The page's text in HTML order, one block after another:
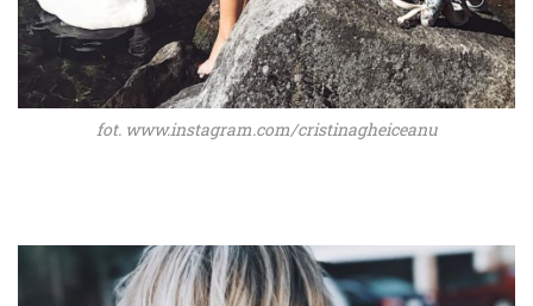
fot. www.instagram.com/cristinagheiceanu